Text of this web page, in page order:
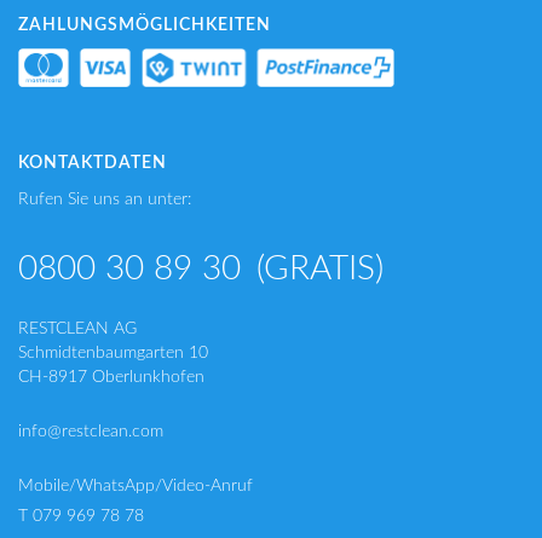
ZAHLUNGSMÖGLICHKEITEN
KONTAKTDATEN
Rufen Sie uns an unter:
0800 30 89 30 (GRATIS)
RESTCLEAN AG
Schmidtenbaumgarten 10
CH-8917 Oberlunkhofen
info@restclean.com
Mobile/WhatsApp/Video-Anruf
T 079 969 78 78